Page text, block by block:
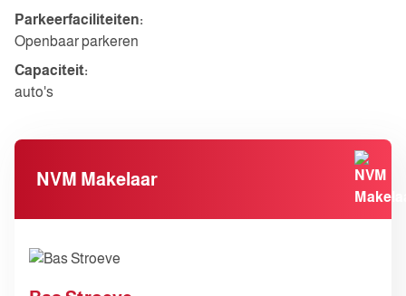
Parkeerfaciliteiten:
Openbaar parkeren
Capaciteit:
auto's
NVM Makelaar